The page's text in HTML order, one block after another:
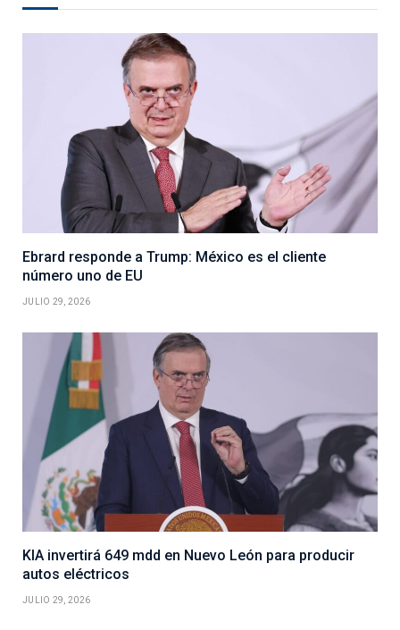
Ebrard responde a Trump: México es el cliente
número uno de EU
JULIO 29, 2026
KIA invertirá 649 mdd en Nuevo León para producir
autos eléctricos
JULIO 29, 2026